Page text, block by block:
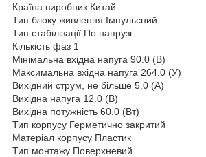
Країна виробник Китай
Тип блоку живлення Імпульсний
Тип стабілізації По напрузі
Кількість фаз 1
Мінімальна вхідна напуга 90.0 (В)
Максимальна вхідна напуга 264.0 (У)
Вихідний струм, не більше 5.0 (А)
Вихідна напуга 12.0 (В)
Вихідна потужність 60.0 (Вт)
Тип корпусу Герметично закритий
Матеріал корпусу Пластик
Тип монтажу Поверхневий